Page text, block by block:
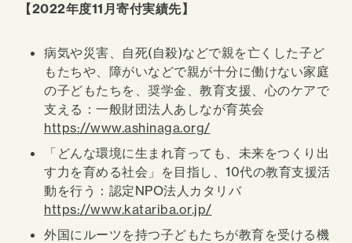
【2022年度11月寄付実績先】
病気や災害、自死(自殺)などで親を亡くした子ど
もたちや、障がいなどで親が十分に働けない家庭
の子どもたちを、奨学金、教育支援、心のケアで
支える：一般財団法人あしなが育英会
https://www.ashinaga.org/
「どんな環境に生まれ育っても、未来をつくり出
す力を育める社会」を目指し、10代の教育支援活
動を行う：認定NPO法人カタリバ
https://www.katariba.or.jp/
外国にルーツを持つ子どもたちが教育を受ける機